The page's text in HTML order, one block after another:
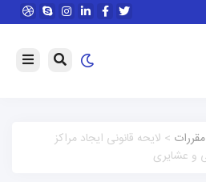
> لایحه قانونی ایجاد مراکز
و عشایری